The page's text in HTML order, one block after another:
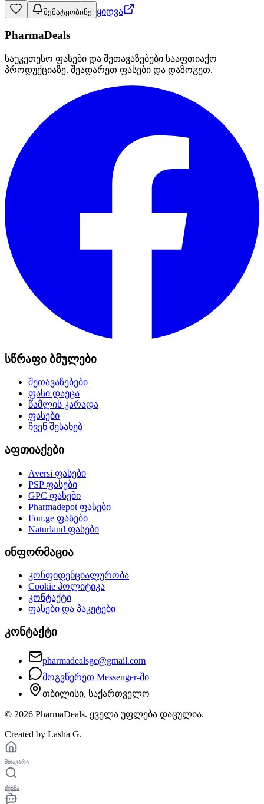
შემატყობინე ყიდვა
PharmaDeals
საუკეთესო ფასები და შეთავაზებები სააფთიაქო
პროდუქციაზე. შეადარეთ ფასები და დაზოგეთ.
სწრაფი ბმულები
შეთავაზებები
ფასი დაეცა
წამლის კარადა
ფასები
ჩვენ შესახებ
აფთიაქები
Aversi ფასები
PSPფასები
GPC ფასები
Pharmadepot ფასები
Fon.ge ფასები
Naturland ფასები
ინფორმაცია
კონფიდენციალურობა
Cookie პოლიტიკა
კონტაქტი
ფასები და პაკეტები
კონტაქტი
pharmadealsge@gmail.com
მოგვწერეთ Messenger-ში
თბილისი, საქართველო
© 2026 PharmaDeals. ყველა უფლება დაცულია.
Created by Lasha G.
მთავარი
ძებნა